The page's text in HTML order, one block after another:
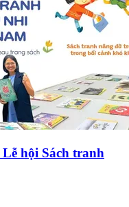
hội Sách tranh